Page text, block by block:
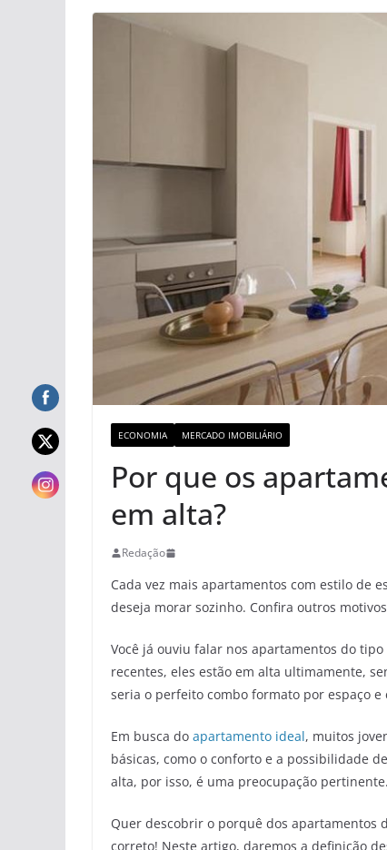
ECONOMIA MERCADO IMOBILIÁRIO
Por que os
em alta?
Redação
Cada vez mais apartamentos com estilo de
deseja morar sozinho. Confira outros
Você já ouviu falar nos apartamentos do
recentes, eles estão em alta ultimamente,
seria o perfeito combo formato por espaço
Em busca do apartamento ideal, muitos
básicas, como o conforto e a possibilidade
alta, por isso, é uma preocupação pertinente.
Quer descobrir o porquê dos apartamentos
correto! Neste artigo, daremos a definição